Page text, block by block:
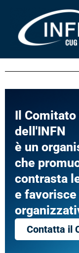
contenuto
Il Comitato
dell'INFN
è un
che
contrasta
e
Contatta il